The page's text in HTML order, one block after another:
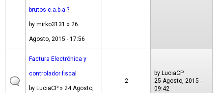
brutos c.a.b.a.?
by mirko3131 » 26
Agosto, 2015 - 17:56
Factura Electrónica y
controlador fiscal
by LuciaCP » 24 Agosto,
2
by LuciaCP
25 Agosto, 2015 -
09:42